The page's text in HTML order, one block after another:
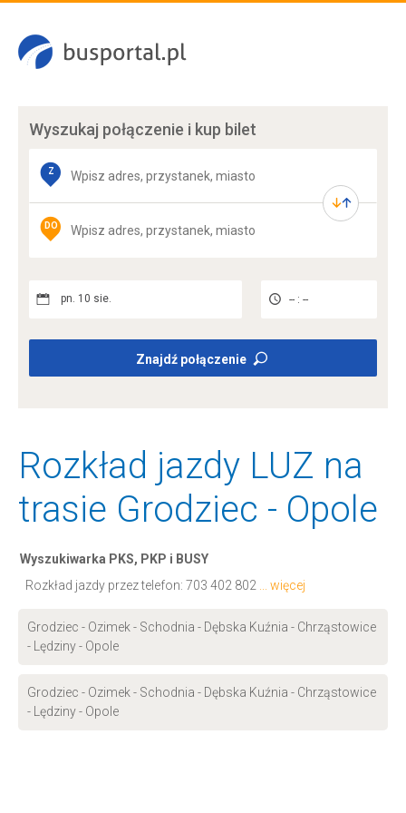
Wyszukaj połączenie i kup bilet
Z
DO
pn. 10 sie. -- : --
Znajdź połączenie
Rozkład jazdy LUZ na
trasie Grodziec - Opole
Wyszukiwarka PKS, PKP i BUSY
Rozkład jazdy przez telefon: 703 402 802 ... więcej
Grodziec - Ozimek - Schodnia - Dębska Kuźnia - Chrząstowice
- Lędziny - Opole
Grodziec - Ozimek - Schodnia - Dębska Kuźnia - Chrząstowice
- Lędziny - Opole